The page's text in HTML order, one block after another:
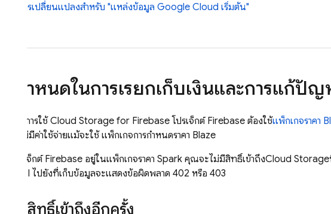
การเปลี่ยนแปลงสำหรับ "แหล่งข้อมูล Google Cloud เริ่มต้น"
ข้อกำหนดในการเรียกเก็บเงินและการแก้ปัญ
หากต้องการใช้ Cloud Storage for Firebase โปรเจ็กต์ Firebase ต้องใช้แพ็กเกจราคา
ได้โดยไม่มีค่าใช้จ่ายแม้จะใช้ แพ็กเกจการกำหนดราคา Blaze
หากโปรเจ็กต์ Firebase อยู่ในแพ็กเกจราคา Spark คุณจะไม่มีสิทธิ์เข้าถึงCloud Storage
เรียก API ไปยังที่เก็บข้อมูลจะแสดงข้อผิดพลาด 402 หรือ 403
วิธีรับสิทธิ์เข้าถึงอีกครั้ง